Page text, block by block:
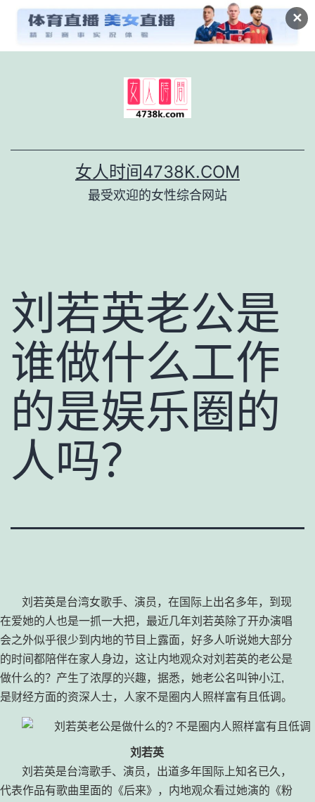
✕
女人时间4738K.COM
最受欢迎的女性综合网站
刘若英老公是
谁做什么工作
的是娱乐圈的
人吗？
刘若英是台湾女歌手、演员，在国际上出名多年，到现
在爱她的人也是一抓一大把，最近几年刘若英除了开办演唱
会之外似乎很少到内地的节目上露面，好多人听说她大部分
的时间都陪伴在家人身边，这让内地观众对刘若英的老公是
做什么的？产生了浓厚的兴趣，据悉，她老公名叫钟小江,
是财经方面的资深人士，人家不是圈内人照样富有且低调。
刘若英
刘若英是台湾歌手、演员，出道多年国际上知名已久，
代表作品有歌曲里面的《后来》，内地观众看过她演的《粉